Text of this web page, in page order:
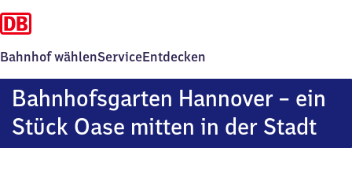
Bahnhof wählenServiceEntdecken
Bahnhofsgarten Hannover – ein
Stück Oase mitten in der Stadt